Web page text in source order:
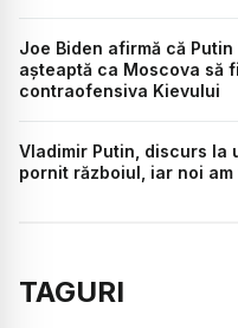
Joe Biden afirmă că
aşteaptă ca Moscova să
contraofensiva Kievului
Vladimir Putin, discurs la
pornit războiul, iar noi
TAGURI